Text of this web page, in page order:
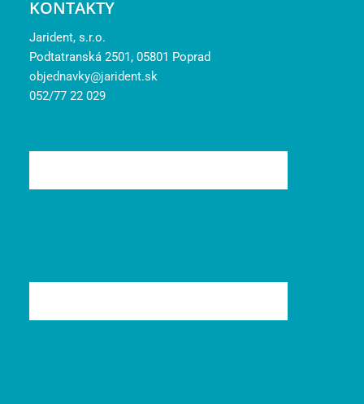
KONTAKTY
Jarident, s.r.o.
Podtatranská 2501, 05801 Poprad
objednavky@jarident.sk
052/77 22 029